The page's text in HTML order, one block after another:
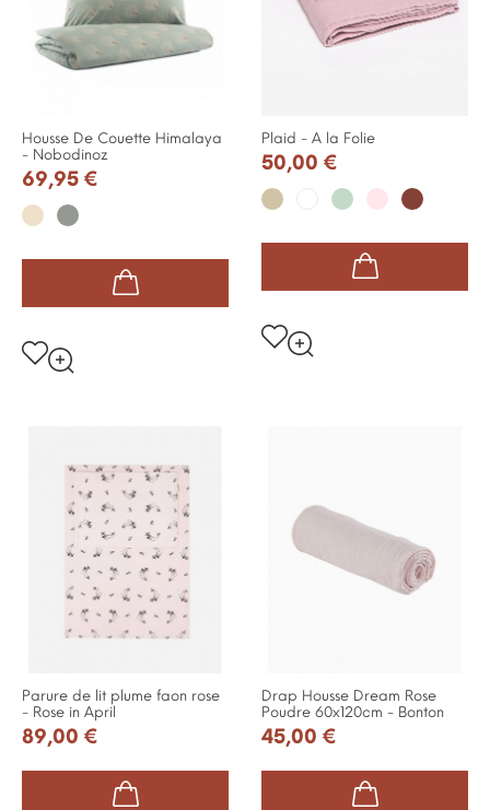
Housse De Couette Himalaya
- Nobodinoz
69,95 €
CreamAntique
Plaid - A la Folie
50,00 €
TaupeBlancVertRoseBrique
Parure de lit plume faon rose
- Rose in April
89,00 €
Drap Housse Dream Rose
Poudre 60x120cm - Bonton
45,00 €